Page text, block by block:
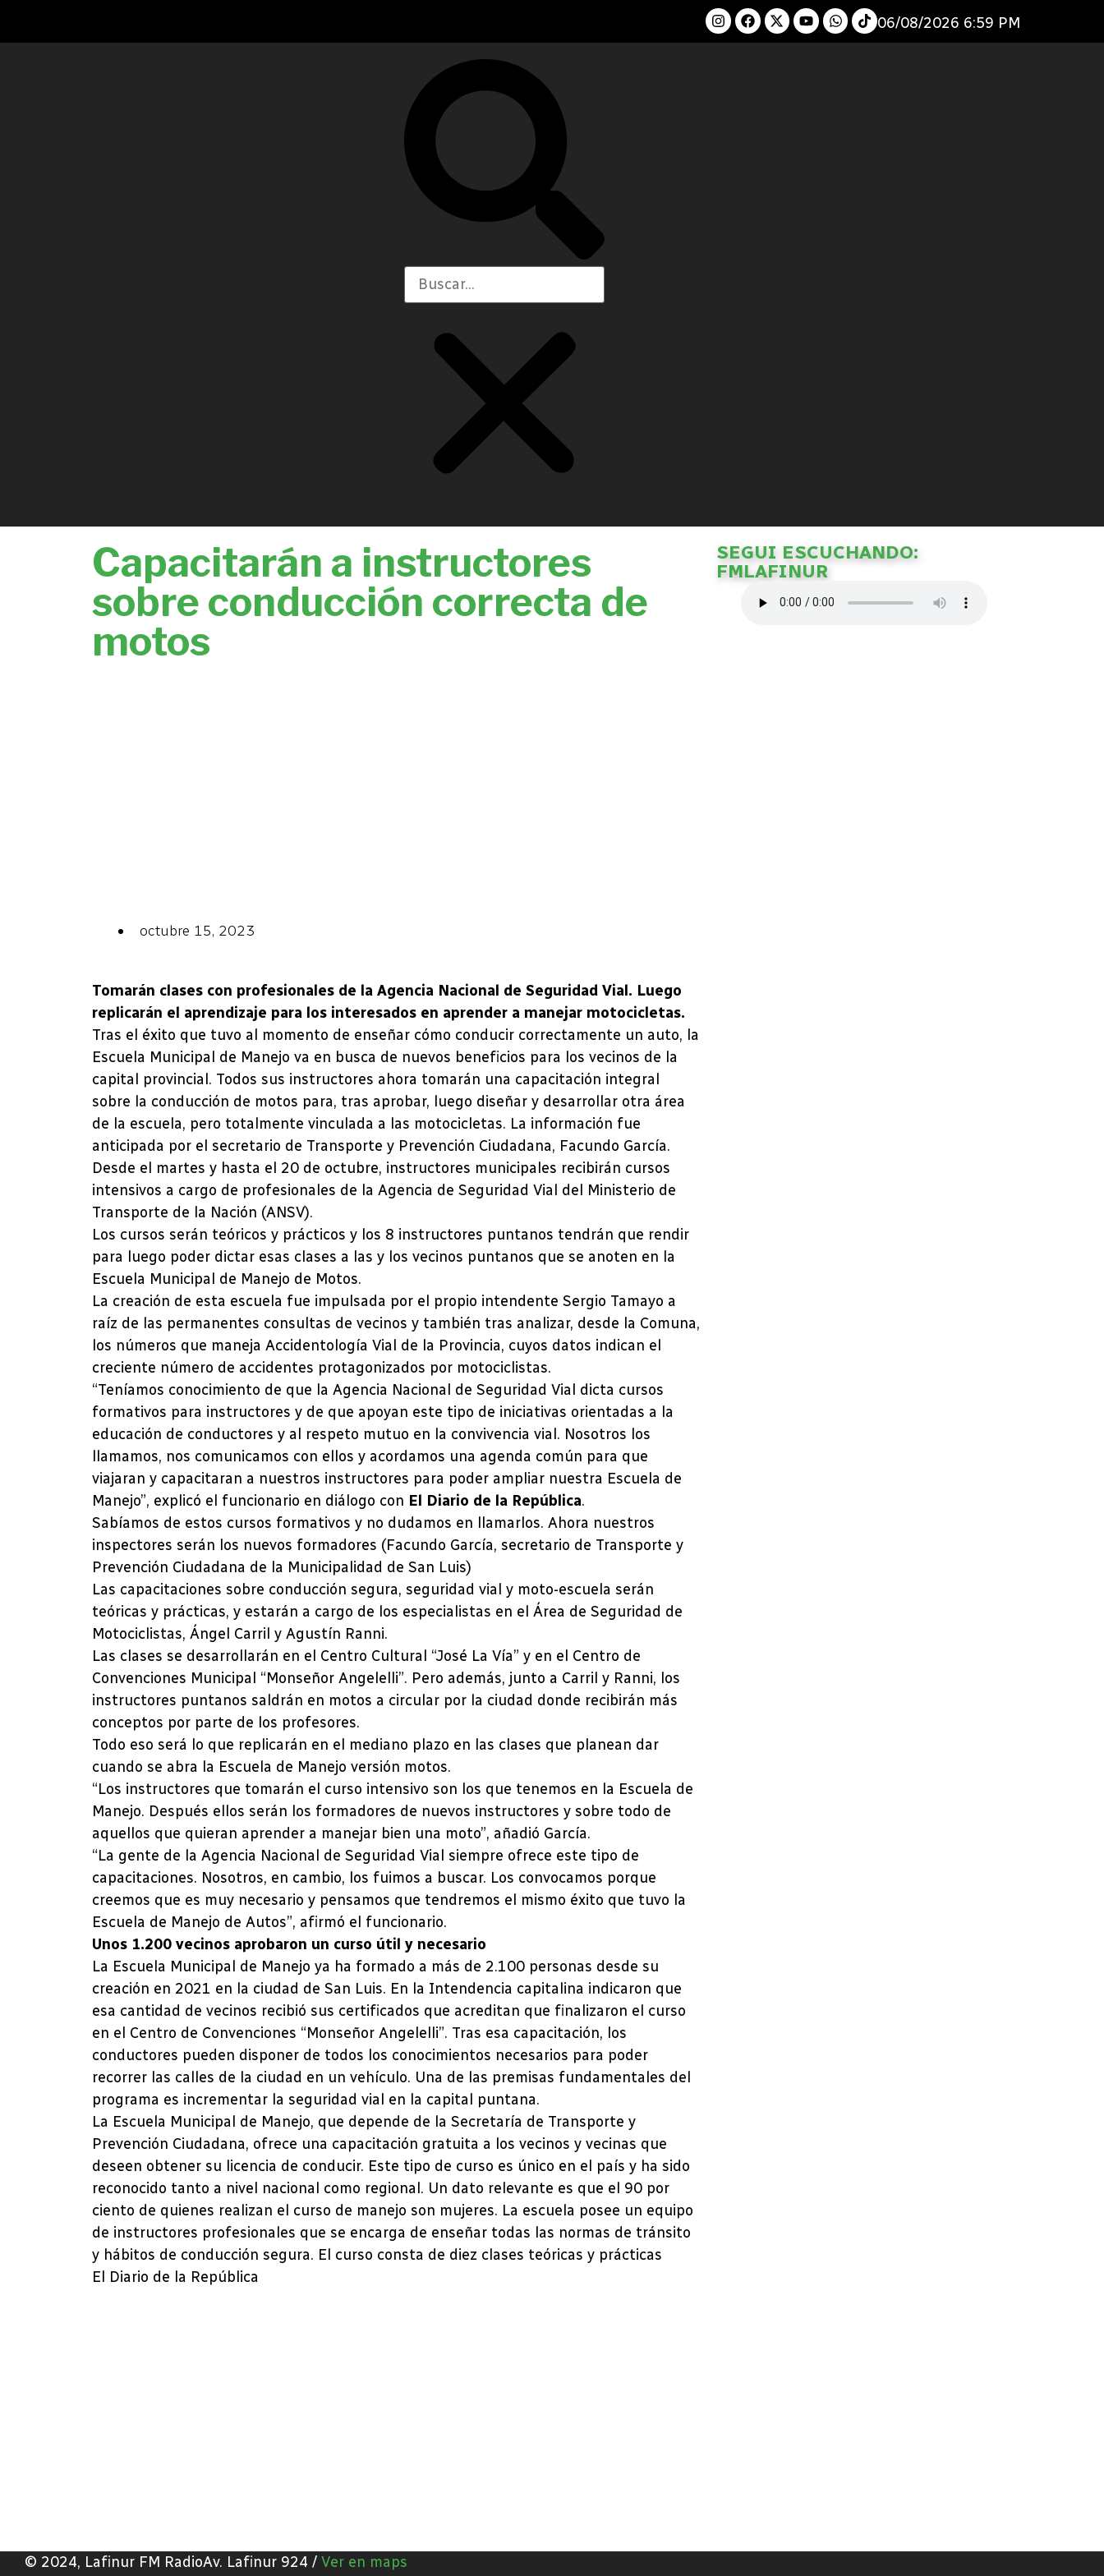
06/08/2026 6:59 PM
Capacitarán a instructores
sobre conducción correcta de
motos
octubre 15, 2023
Tomarán clases con profesionales de la Agencia Nacional de Seguridad Vial. Luego
replicarán el aprendizaje para los interesados en aprender a manejar motocicletas.
Tras el éxito que tuvo al momento de enseñar cómo conducir correctamente un auto, la
Escuela Municipal de Manejo va en busca de nuevos beneficios para los vecinos de la
capital provincial. Todos sus instructores ahora tomarán una capacitación integral
sobre la conducción de motos para, tras aprobar, luego diseñar y desarrollar otra área
de la escuela, pero totalmente vinculada a las motocicletas. La información fue
anticipada por el secretario de Transporte y Prevención Ciudadana, Facundo García.
Desde el martes y hasta el 20 de octubre, instructores municipales recibirán cursos
intensivos a cargo de profesionales de la Agencia de Seguridad Vial del Ministerio de
Transporte de la Nación (ANSV).
Los cursos serán teóricos y prácticos y los 8 instructores puntanos tendrán que rendir
para luego poder dictar esas clases a las y los vecinos puntanos que se anoten en la
Escuela Municipal de Manejo de Motos.
La creación de esta escuela fue impulsada por el propio intendente Sergio Tamayo a
raíz de las permanentes consultas de vecinos y también tras analizar, desde la Comuna,
los números que maneja Accidentología Vial de la Provincia, cuyos datos indican el
creciente número de accidentes protagonizados por motociclistas.
“Teníamos conocimiento de que la Agencia Nacional de Seguridad Vial dicta cursos
formativos para instructores y de que apoyan este tipo de iniciativas orientadas a la
educación de conductores y al respeto mutuo en la convivencia vial. Nosotros los
llamamos, nos comunicamos con ellos y acordamos una agenda común para que
viajaran y capacitaran a nuestros instructores para poder ampliar nuestra Escuela de
Manejo”, explicó el funcionario en diálogo con El Diario de la República.
Sabíamos de estos cursos formativos y no dudamos en llamarlos. Ahora nuestros
inspectores serán los nuevos formadores (Facundo García, secretario de Transporte y
Prevención Ciudadana de la Municipalidad de San Luis)
Las capacitaciones sobre conducción segura, seguridad vial y moto-escuela serán
teóricas y prácticas, y estarán a cargo de los especialistas en el Área de Seguridad de
Motociclistas, Ángel Carril y Agustín Ranni.
Las clases se desarrollarán en el Centro Cultural “José La Vía” y en el Centro de
Convenciones Municipal “Monseñor Angelelli”. Pero además, junto a Carril y Ranni, los
instructores puntanos saldrán en motos a circular por la ciudad donde recibirán más
conceptos por parte de los profesores.
Todo eso será lo que replicarán en el mediano plazo en las clases que planean dar
cuando se abra la Escuela de Manejo versión motos.
“Los instructores que tomarán el curso intensivo son los que tenemos en la Escuela de
Manejo. Después ellos serán los formadores de nuevos instructores y sobre todo de
aquellos que quieran aprender a manejar bien una moto”, añadió García.
“La gente de la Agencia Nacional de Seguridad Vial siempre ofrece este tipo de
capacitaciones. Nosotros, en cambio, los fuimos a buscar. Los convocamos porque
creemos que es muy necesario y pensamos que tendremos el mismo éxito que tuvo la
Escuela de Manejo de Autos”, afirmó el funcionario.
Unos 1.200 vecinos aprobaron un curso útil y necesario
La Escuela Municipal de Manejo ya ha formado a más de 2.100 personas desde su
creación en 2021 en la ciudad de San Luis. En la Intendencia capitalina indicaron que
esa cantidad de vecinos recibió sus certificados que acreditan que finalizaron el curso
en el Centro de Convenciones “Monseñor Angelelli”. Tras esa capacitación, los
conductores pueden disponer de todos los conocimientos necesarios para poder
recorrer las calles de la ciudad en un vehículo. Una de las premisas fundamentales del
programa es incrementar la seguridad vial en la capital puntana.
La Escuela Municipal de Manejo, que depende de la Secretaría de Transporte y
Prevención Ciudadana, ofrece una capacitación gratuita a los vecinos y vecinas que
deseen obtener su licencia de conducir. Este tipo de curso es único en el país y ha sido
reconocido tanto a nivel nacional como regional. Un dato relevante es que el 90 por
ciento de quienes realizan el curso de manejo son mujeres. La escuela posee un equipo
de instructores profesionales que se encarga de enseñar todas las normas de tránsito
y hábitos de conducción segura. El curso consta de diez clases teóricas y prácticas
El Diario de la República
SEGUI ESCUCHANDO:
FMLAFINUR
© 2024, Lafinur FM RadioAv. Lafinur 924 / Ver en maps